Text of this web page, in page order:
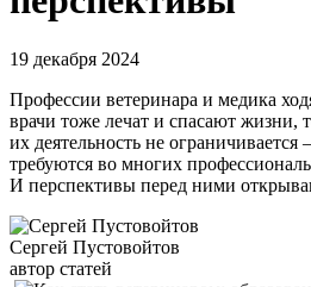
19 декабря 2024
Профессии ветеринара и медика
врачи тоже лечат и спасают
их деятельность не
требуются во многих
И перспективы перед ними
Сергей Пустовойтов
автор статей